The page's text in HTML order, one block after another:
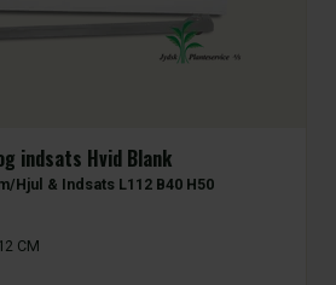
indsats Hvid Blank
Hjul & Indsats L112 B40 H50
CM